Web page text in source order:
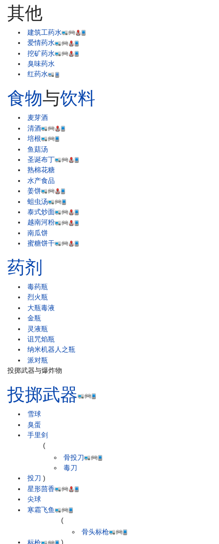
其他
建筑工药水
爱情药水
挖矿药水
臭味药水
红药水
食物与饮料
麦芽酒
清酒
培根
鱼菇汤
圣诞布丁
熟棉花糖
水产食品
姜饼
蛆虫汤
泰式炒面
越南河粉
南瓜饼
蜜糖饼干
药剂
毒药瓶
烈火瓶
大瓶毒液
金瓶
灵液瓶
诅咒焰瓶
纳米机器人之瓶
派对瓶
投掷武器与爆炸物
投掷武器
雪球
臭蛋
手里剑
投刀
(
骨投刀
毒刀
)
星形茴香
尖球
寒霜飞鱼
标枪
(
骨头标枪
)